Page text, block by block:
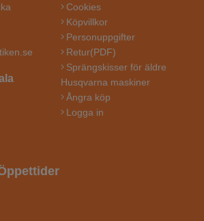
Cookies
Köpvillkor
Personuppgifter
Retur(PDF)
Sprängskisser för äldre
Husqvarna maskiner
Ångra köp
Logga in